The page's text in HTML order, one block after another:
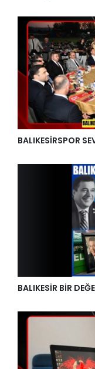
BALIKESİRSPOR
BALIKESİR BİR